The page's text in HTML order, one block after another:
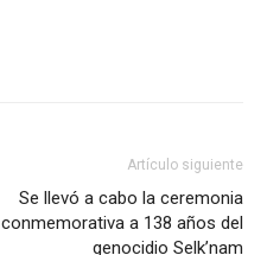
Artículo siguiente
Se llevó a cabo la ceremonia
conmemorativa a 138 años del
genocidio Selk’nam